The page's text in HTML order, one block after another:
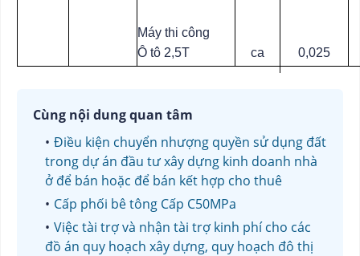
Máy thi công
Ô tô 2,5T
ca 0,025
Cùng nội dung quan tâm
Điều kiện chuyển nhượng quyền sử dụng đất
trong dự án đầu tư xây dựng kinh doanh nhà
ở để bán hoặc để bán kết hợp cho thuê
Cấp phối bê tông Cấp C50MPa
Việc tài trợ và nhận tài trợ kinh phí cho các
đồ án quy hoạch xây dựng, quy hoạch đô thị